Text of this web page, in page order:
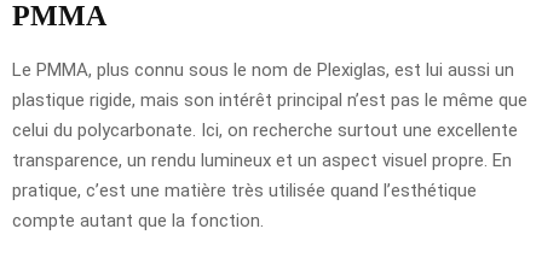
PMMA
Le PMMA, plus connu sous le nom de Plexiglas, est lui aussi un
plastique rigide, mais son intérêt principal n’est pas le même que
celui du polycarbonate. Ici, on recherche surtout une excellente
transparence, un rendu lumineux et un aspect visuel propre. En
pratique, c’est une matière très utilisée quand l’esthétique
compte autant que la fonction.